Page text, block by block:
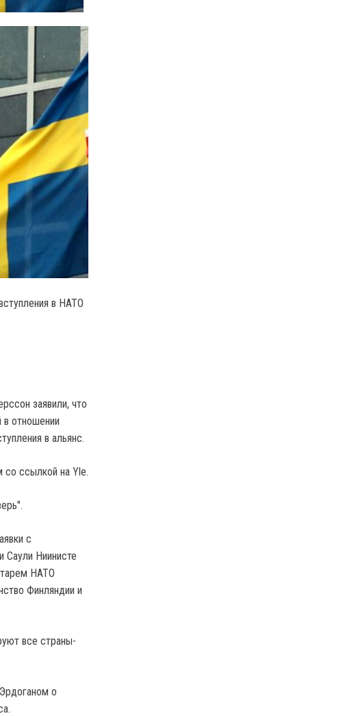
в НАТО
заявили, что
в отношении
в альянс.
со ссылкой на Yle.
с
Ниинисте
НАТО
Финляндии и
все страны-
о